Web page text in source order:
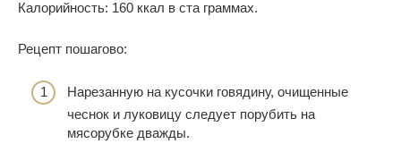
Калорийность: 160 ккал в ста граммах.
Рецепт пошагово:
Нарезанную на кусочки говядину, очищенные
чеснок и луковицу следует порубить на
мясорубке дважды.